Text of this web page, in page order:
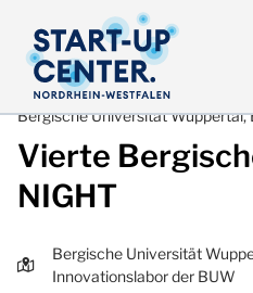
Bergische Universität
Vierte
NIGHT
Bergische Universität
Innovationslabor der BUW